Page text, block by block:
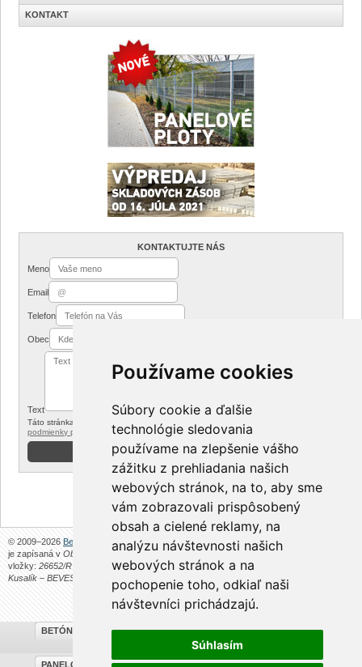
Používame cookies
Súbory cookie a ďalšie
technológie sledovania
používame na zlepšenie vášho
zážitku z prehliadania našich
webových stránok, na to, aby sme
vám zobrazovali prispôsobený
obsah a cielené reklamy, na
analýzu návštevnosti našich
webových stránok a na
pochopenie toho, odkiaľ naši
návštevníci prichádzajú.
Súhlasím
KONTAKT
KONTAKTUJTE NÁS
Meno
Email
Telefon
Obec
Text
Táto stránka je chránená reCAPTCHA od Google. Platí
podmienky používania
© 2009–2026 Beves s. r. o.Stránky prevádzkuje spoločnosťBeves s. r. o.
je zapísaná v Obchodnom registri Okresného úradu v Trenčíne, v oddieli:
vložky: 26652/R 25.7.2012.Beves s. r. o.je pokračovateľom živnosti
Kusalík – BEVES
Obchodné podmienky
BETÓNOVÉ PLOTY
PANELOVÉ OPLOTENIE